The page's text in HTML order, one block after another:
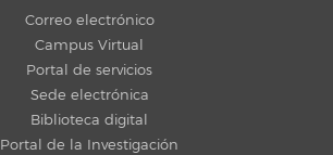
Correo electrónico
Campus Virtual
Portal de servicios
Sede electrónica
Biblioteca digital
Portal de la Investigación